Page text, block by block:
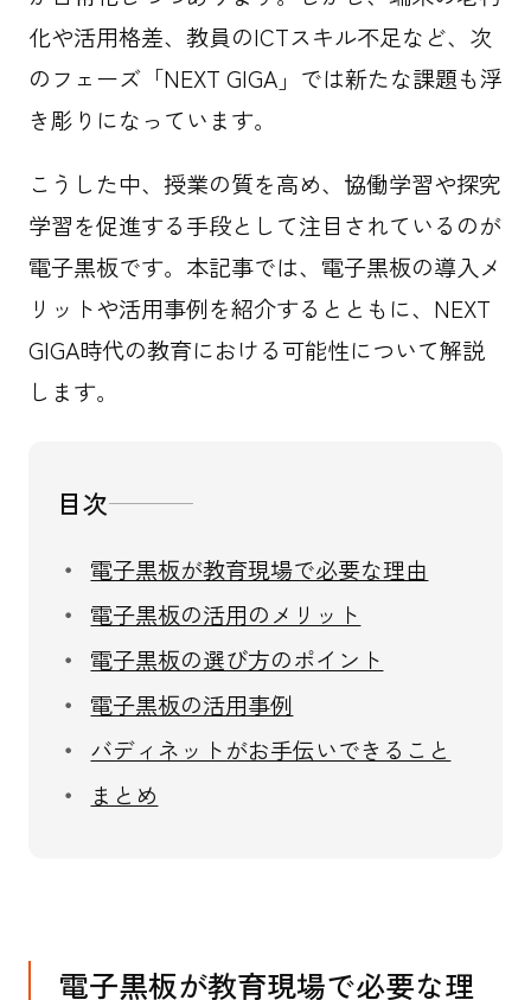
化や活用格差、教員のICTスキル不足など、次
のフェーズ「NEXT GIGA」では新たな課題も浮
き彫りになっています。
こうした中、授業の質を高め、協働学習や探究
学習を促進する手段として注目されているのが
電子黒板です。本記事では、電子黒板の導入メ
リットや活用事例を紹介するとともに、NEXT
GIGA時代の教育における可能性について解説
します。
目次
電子黒板が教育現場で必要な理由
電子黒板の活用のメリット
電子黒板の選び方のポイント
電子黒板の活用事例
バディネットがお手伝いできること
まとめ
電子黒板が教育現場で必要な理